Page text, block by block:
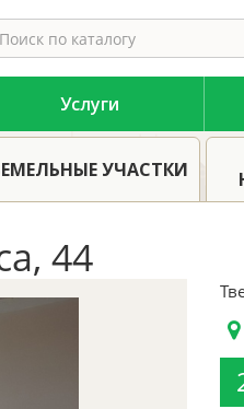
Услуги
области Аренда
УЧАСТКИ
44